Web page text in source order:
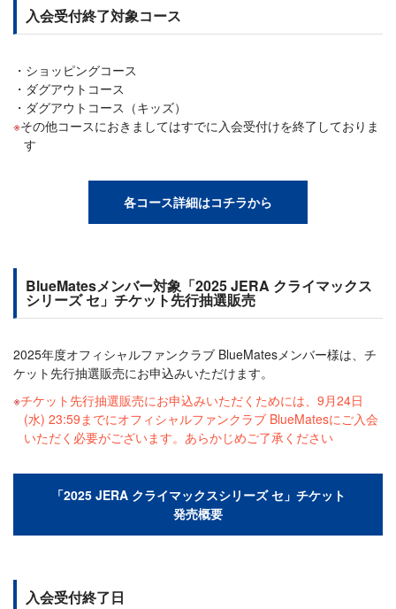
入会受付終了対象コース
ショッピングコース
ダグアウトコース
ダグアウトコース（キッズ）
その他コースにおきましてはすでに入会受付けを終了しておりま
す
各コース詳細はコチラから
BlueMatesメンバー対象「2025 JERA クライマックス
シリーズ セ」チケット先行抽選販売
2025年度オフィシャルファンクラブ BlueMatesメンバー様は、チ
ケット先行抽選販売にお申込みいただけます。
チケット先行抽選販売にお申込みいただくためには、9月24日
(水) 23:59までにオフィシャルファンクラブ BlueMatesにご入会
いただく必要がございます。あらかじめご了承ください
「2025 JERA クライマックスシリーズ セ」チケット
発売概要
入会受付終了日